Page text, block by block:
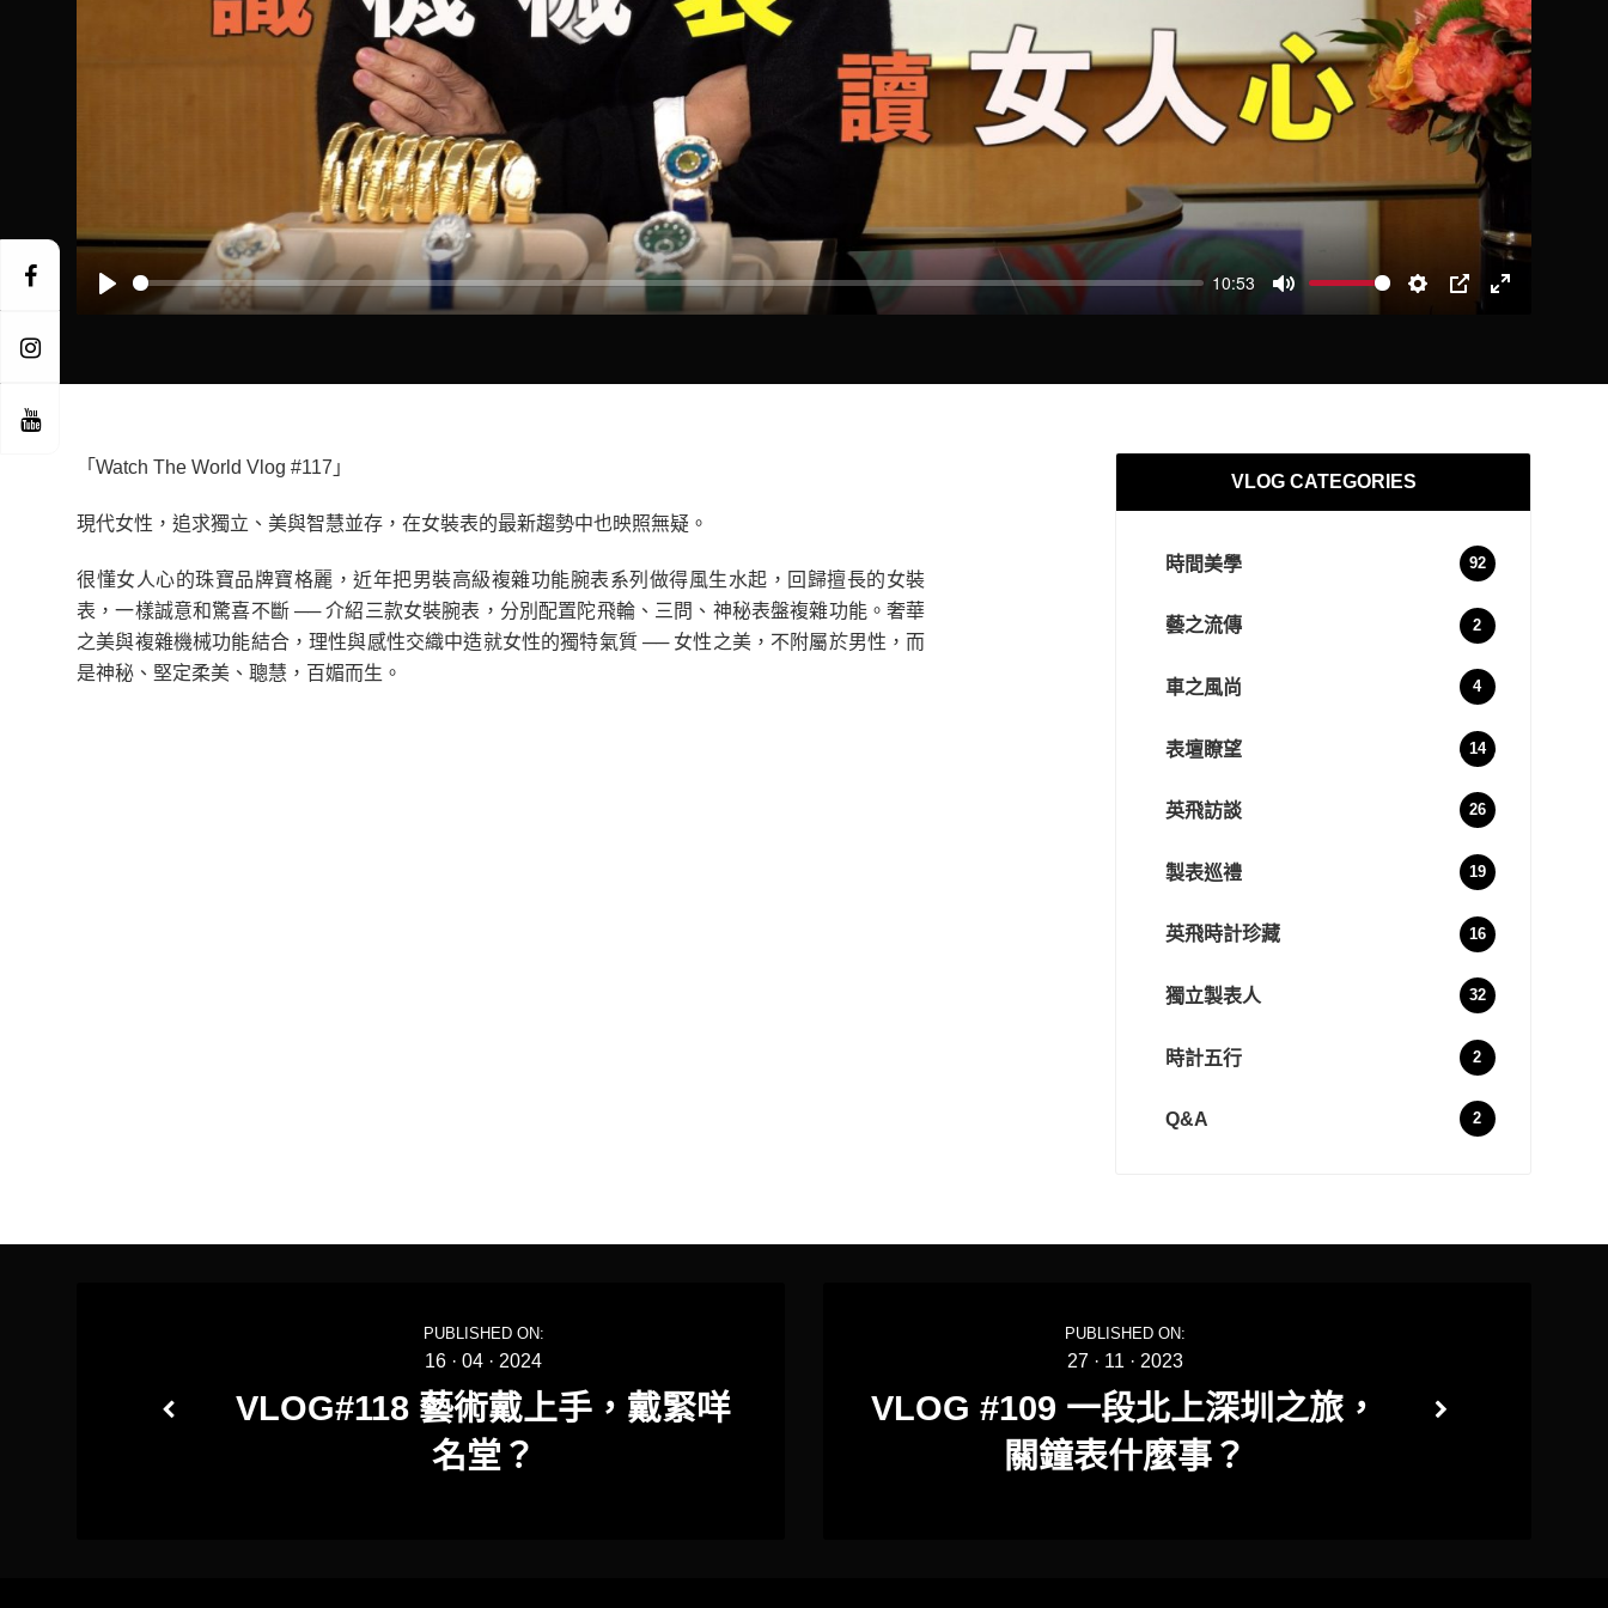
Play
10:53
Mute Settings
PIP
「Watch The World Vlog #117」
現代女性，追求獨立、美與智慧並存，在女裝表的最新趨勢中也映照無疑。
很懂女人心的珠寶品牌寶格麗，近年把男裝高級複雜功能腕表系列做得風生水起，回歸擅長的女裝
表，一樣誠意和驚喜不斷 ── 介紹三款女裝腕表，分別配置陀飛輪、三問、神秘表盤複雜功能。奢華
之美與複雜機械功能結合，理性與感性交織中造就女性的獨特氣質 ── 女性之美，不附屬於男性，而
是神秘、堅定柔美、聰慧，百媚而生。 ‎
VLOG CATEGORIES
時間美學 92
藝之流傳 2
車之風尚 4
表壇瞭望 14
英飛訪談 26
製表巡禮 19
英飛時計珍藏 16
獨立製表人 32
時計五行 2
Q&A 2
PUBLISHED ON:
16 · 04 · 2024
VLOG#118 藝術戴上手，戴緊咩
名堂？
PUBLISHED ON:
27 · 11 · 2023
VLOG #109 一段北上深圳之旅，
關鐘表什麼事？